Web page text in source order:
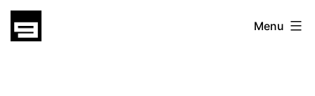
Skip
gatsu
Menu